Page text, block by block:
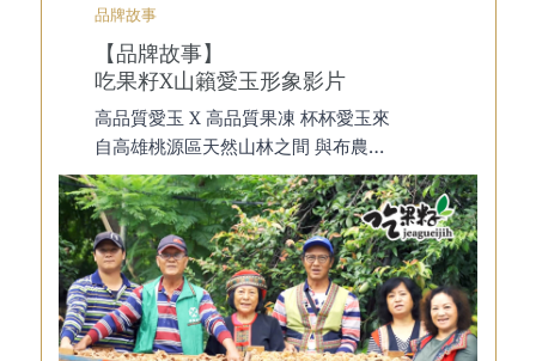
品牌故事
【品牌故事】
吃果籽X山籟愛玉形象影片
高品質愛玉 X 高品質果凍 杯杯愛玉來
自高雄桃源區天然山林之間 與布農天
籟下長大的無毒愛玉